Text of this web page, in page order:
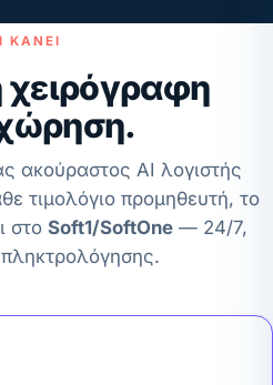
ΚΆΝΕΙ
χειρόγραφη
ακούραστος AI λογιστής
τιμολόγιο προμηθευτή, το
στο Soft1/SoftOne— 24/7,